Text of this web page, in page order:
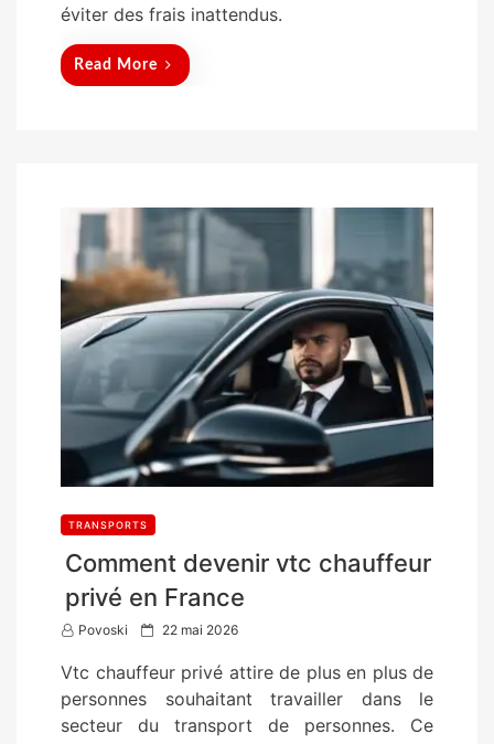
éviter des frais inattendus.
Read More
TRANSPORTS
Comment devenir vtc chauffeur
privé en France
Povoski
P
s
e
22 mai 2026
Vtc chauffeur privé attire de plus en plus de
personnes souhaitant travailler dans le
secteur du transport de personnes. Ce